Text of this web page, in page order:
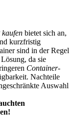
bietet sich an,
kurzfristig
sind in der Regel
da sie
Container-
Nachteile
Auswahl